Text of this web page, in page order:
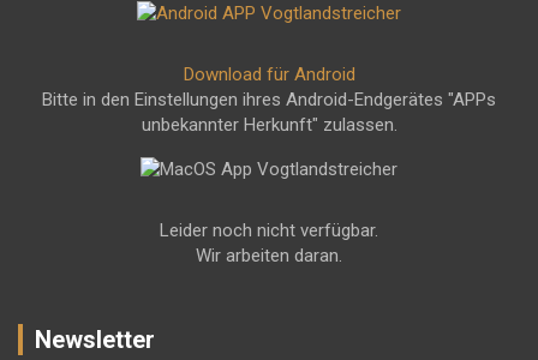
Download für Android
Bitte in den Einstellungen ihres Android-Endgerätes "APPs
unbekannter Herkunft" zulassen.
Leider noch nicht verfügbar.
Wir arbeiten daran.
Newsletter